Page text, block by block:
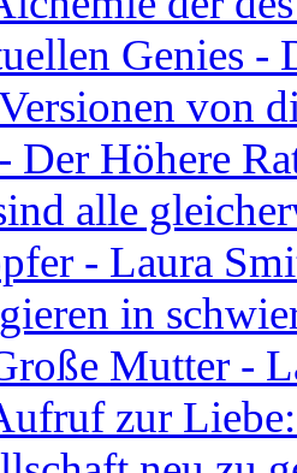
Genies -
von
Der Höhere
alle
- Laura
in
Mutter -
zur